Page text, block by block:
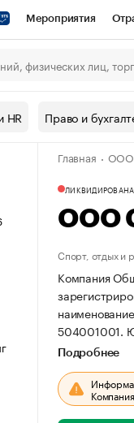
Мероприятия
СПб Спецпроекты
Рынок наличной валюты
HR Право и
Главная ООО
ЛИКВИДИРОВАНА
ООО
Спорт, отдых и
Компания
504001001.
Подробнее